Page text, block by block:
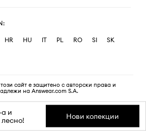
HR HU IT PL RO SI
SK
сайт е защитено с авторски права и
на Answear.com S.A.
и
Нови колекции